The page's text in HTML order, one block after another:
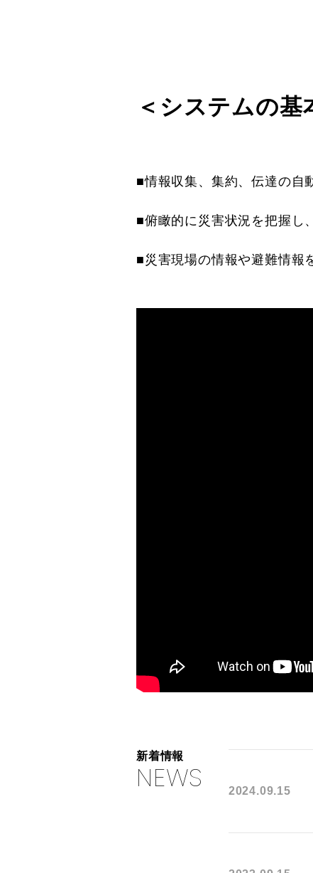
＜システムの基
■情報収集、集約、伝達の自
■俯瞰的に災害状況を把握し
■災害現場の情報や避難情報
新着情報
NEWS 2024.09.15